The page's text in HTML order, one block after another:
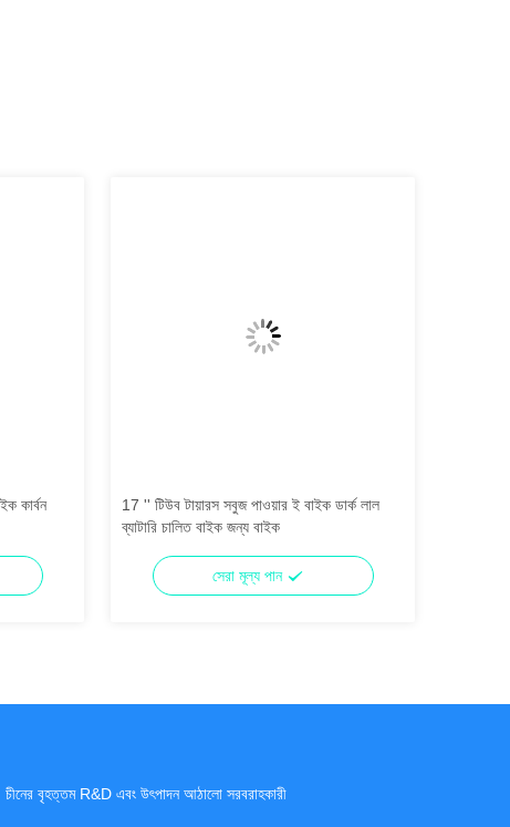
কার্বন
17 '' টিউব টায়ারস সবুজ পাওয়ার ই বাইক ডার্ক লাল
ব্যাটারি চালিত বাইক জন্য বাইক
সেরা মূল্য পান
চীনের বৃহত্তম R&D এবং উৎপাদন আঠালো সরবরাহকারী